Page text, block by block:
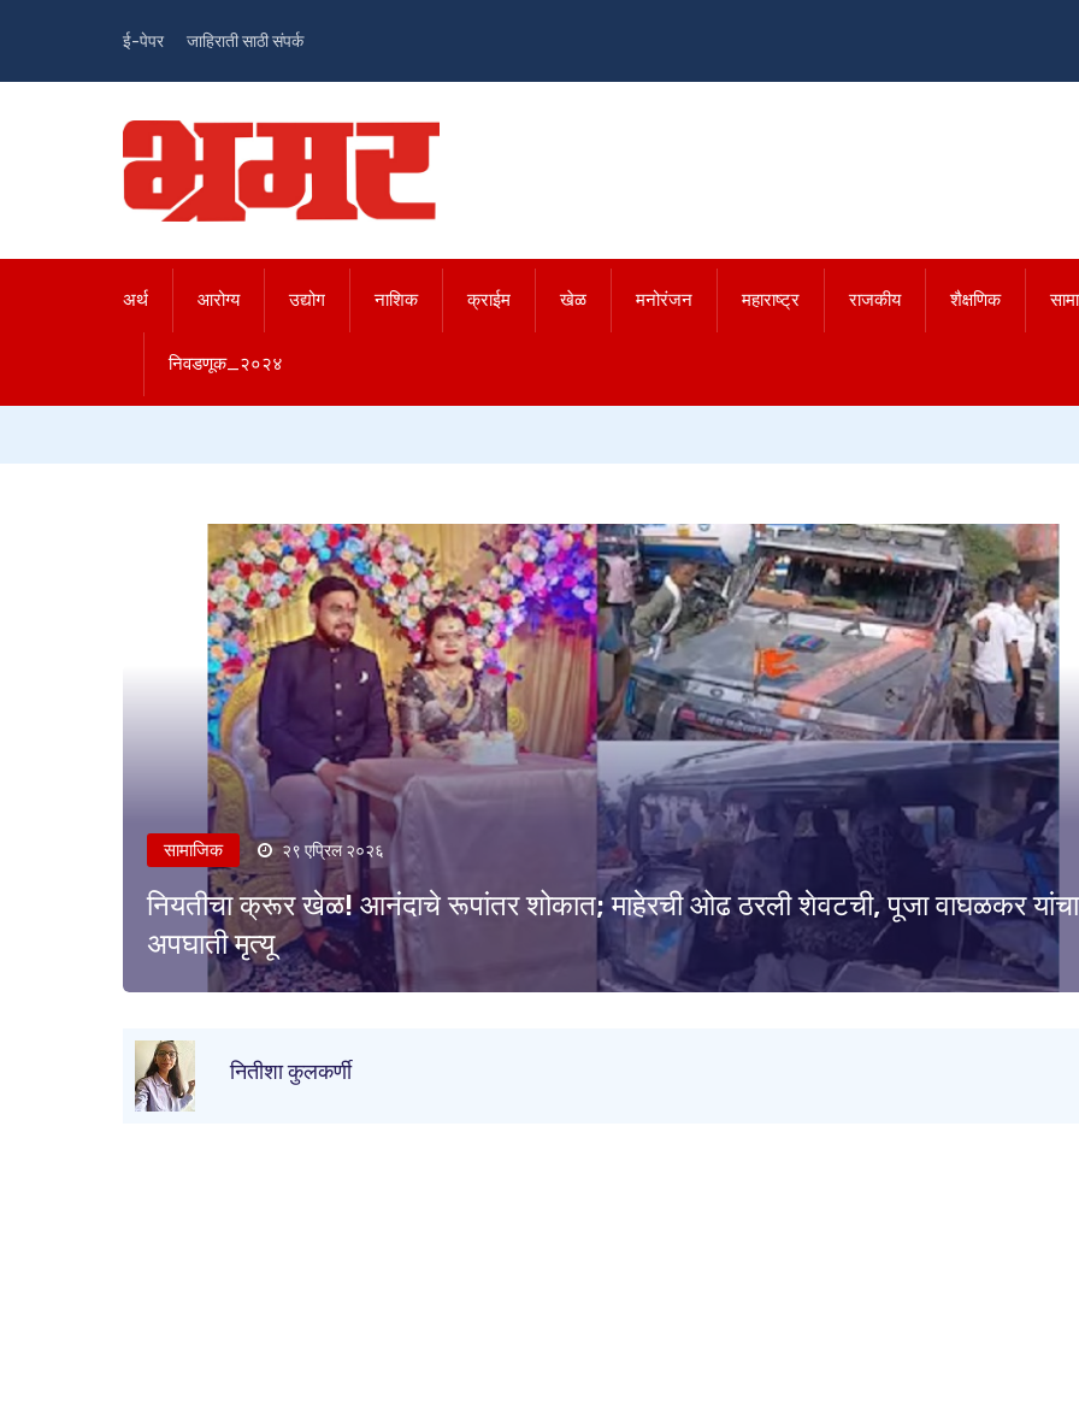
ई-पेपर जाहिराती साठी संपर्क
अर्थ आरोग्य उद्योग नाशिक क्राईम खेळ मनोरंजन महाराष्ट्र राजकीय शैक्षणिक
निवडणूक_२०२४
सामाजिक २९ एप्रिल २०२६
नियतीचा क्रूर खेळ! आनंदाचे रूपांतर शोकात; माहेरची ओढ ठरली शेवटची, पूजा वाघळकर यांचा
अपघाती मृत्यू
नितीशा कुलकर्णी